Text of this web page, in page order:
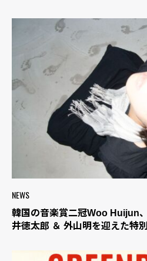
NEWS
韓国の音楽賞二冠Woo Huijun
井徳太郎 ＆ 外山明を迎えた特